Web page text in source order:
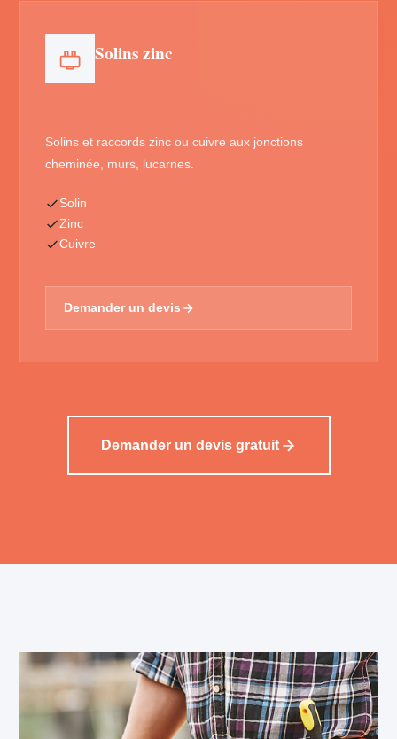
Solins zinc
Solins et raccords zinc ou cuivre aux jonctions
cheminée, murs, lucarnes.
Solin
Zinc
Cuivre
Demander un devis
Demander un devis gratuit